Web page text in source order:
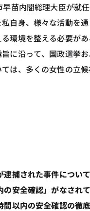
苗内閣総理大臣が就
自身、様々な活動を
環境を整える必要があ
に沿って、国政選挙
は、多くの女性の立
捕された事件につい
安全確認」がなされ
以内の安全確認の徹